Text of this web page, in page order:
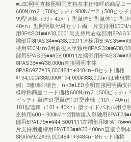
■LED照明直接照明両支持基本仕様呼称商品コ
600N/m2（700ピッチ）900N/m2（500ピッチ
99型連棟（99＋42×n）型単体51型単体101型連
40×n）型照明取付材セット両・片支持用
用8PAS31■■¥38,0001両支持用右端部用
端部用8PAS34■■¥38,00011連棟用
持用900N/m2用前後入単独用
部用8PAS36■■¥38,00011左端部用
8PAS38■■¥38,000n直接照明本体
8PAR69ZZ¥39,000484n+8484n+8セット価格
¥194,000¥388,000¥194,000¥388,000●nは連棟数
例）3連棟の場合、n=3■LED照明直接照明両支
様呼称商品コード価格600N/m2（500ピッチ
ピッチ）単体51型単体101型連棟（101＋40×n
101型連棟（101＋40×n）型サイドパネル用照
支持用600・900N/m2用前後入単独用
部用8PAT75■■¥44,5001111左端部用
片支持用連棟用8PAT80■■¥33,400nn直接照明
8PAR69ZZ¥39,000484n+8484n+8セット価格